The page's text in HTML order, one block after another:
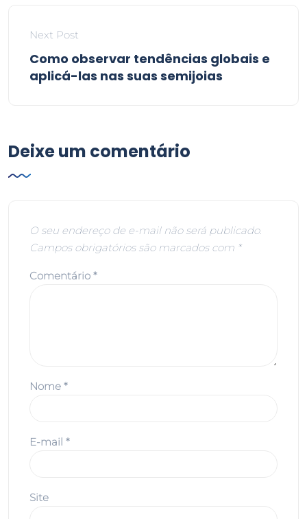
Next Post
Como observar tendências globais e
aplicá-las nas suas semijoias
Deixe um comentário
O seu endereço de e-mail não será publicado.
Campos obrigatórios são marcados com *
Comentário *
Nome *
E-mail *
Site